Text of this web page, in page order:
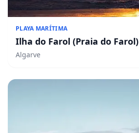
PLAYA MARÍTIMA
Ilha do Farol (Praia do Farol)
Algarve